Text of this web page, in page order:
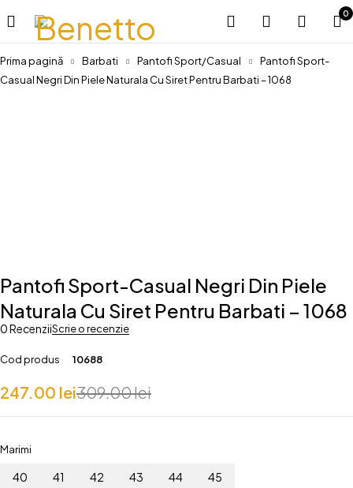
0
Prima pagină Barbati Pantofi Sport/Casual
Pantofi Sport-
Casual Negri Din Piele Naturala Cu Siret Pentru Barbati – 1068
Pantofi Sport-Casual Negri Din Piele
Naturala Cu Siret Pentru Barbati – 1068
0 RecenziiScrie o recenzie
Cod produs 10688
309.00lei
247.00 lei
Marimi
40 41 42 43 44 45